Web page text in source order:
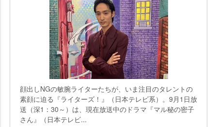
顔出しNGの敏腕ライターたちが、いま注目のタレントの
素顔に迫る『ライターズ！』（日本テレビ系）。9月1日放
送（深1：30～）は、現在放送中のドラマ『マル秘の密子
さん』（日本テレビ...